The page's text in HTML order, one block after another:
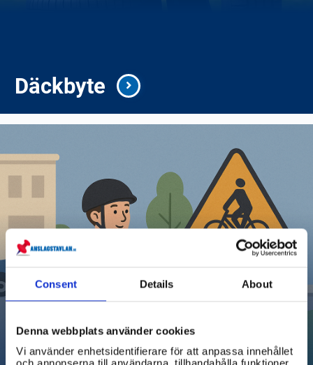
Consent Details About
Denna webbplats använder cookies
Vi använder enhetsidentifierare för att anpassa innehållet
och annonserna till användarna, tillhandahålla funktioner
Däckbyte